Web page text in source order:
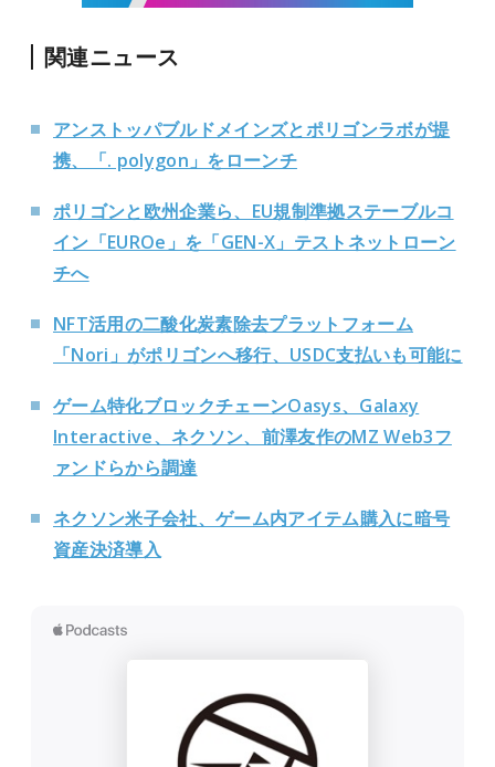
関連ニュース
アンストッパブルドメインズとポリゴンラボが提
携、「. polygon」をローンチ
ポリゴンと欧州企業ら、EU規制準拠ステーブルコ
イン「EUROe」を「GEN-X」テストネットローン
チへ
NFT活用の二酸化炭素除去プラットフォーム
「Nori」がポリゴンへ移行、USDC支払いも可能に
ゲーム特化ブロックチェーンOasys、Galaxy
Interactive、ネクソン、前澤友作のMZ Web3フ
ァンドらから調達
ネクソン米子会社、ゲーム内アイテム購入に暗号
資産決済導入